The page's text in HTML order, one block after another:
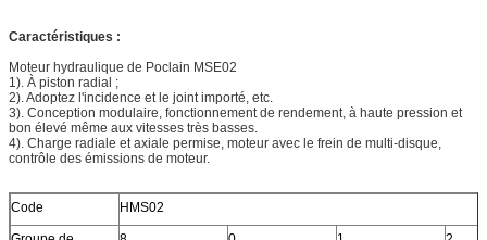
Caractéristiques :
Moteur hydraulique de Poclain MSE02
1). À piston radial ;
2). Adoptez l'incidence et le joint importé, etc.
3). Conception modulaire, fonctionnement de rendement, à haute pression et
bon élevé même aux vitesses très basses.
4). Charge radiale et axiale permise, moteur avec le frein de multi-disque,
contrôle des émissions de moteur.
Code HMS02